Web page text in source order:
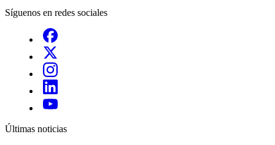
Síguenos en redes sociales
Últimas noticias